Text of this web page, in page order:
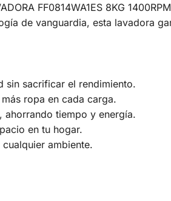
FF0814WA1ES 8KG
de vanguardia, esta lavadora
sin sacrificar el rendimiento.
ropa en cada carga.
ahorrando tiempo y energía.
en tu hogar.
ambiente.